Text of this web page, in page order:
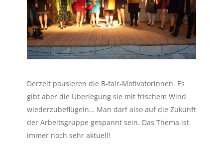
Derzeit pausieren die B-fair-Motivatorinnen. Es
gibt aber die Überlegung sie mit frischem Wind
wiederzubeflügeln… Man darf also auf die Zukunft
der Arbeitsgruppe gespannt sein. Das Thema ist
immer noch sehr aktuell!